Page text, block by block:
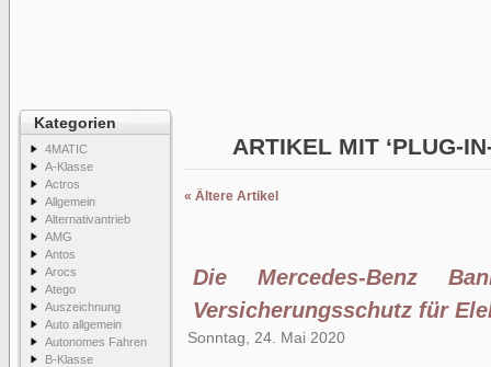
Kategorien
4MATIC
A-Klasse
Actros
Allgemein
Alternativantrieb
AMG
Antos
Arocs
Atego
Auszeichnung
Auto allgemein
Autonomes Fahren
B-Klasse
ARTIKEL MIT ‘PLUG-
« Ältere Artikel
Die Mercedes-Benz
Versicherungsschutz für
Sonntag, 24. Mai 2020